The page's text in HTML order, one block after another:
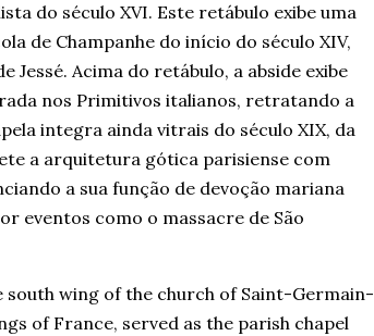
do século XVI. Este retábulo exibe uma
de Champanhe do início do século XIV,
Acima do retábulo, a abside exibe
nos Primitivos italianos, retratando a
integra ainda vitrais do século XIX, da
a arquitetura gótica parisiense com
a sua função de devoção mariana
eventos como o massacre de São
south wing of the church of Saint-Germain-
of France, served as the parish chapel